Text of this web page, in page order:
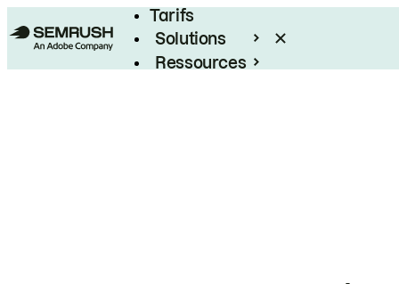
Tarifs
Solutions
Ressources